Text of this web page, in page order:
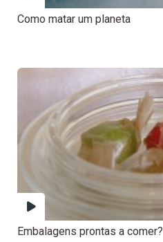
Como matar um planeta
Embalagens prontas a comer?